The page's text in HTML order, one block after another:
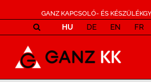
GANZ KAPCSOLÓ- ÉS
HU DE EN FR